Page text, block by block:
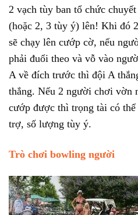
2 vạch tùy ban tổ chức
(hoặc 2, 3 tùy ý) lên! Khi đó
sẽ chạy lên cướp cờ, nếu
phải đuổi theo và vỗ vào
A về đích trước thì đội A
thắng. Nếu 2 người chơi vờn
cướp được thì trọng tài có
trợ, số lượng tùy ý.
Trò chơi bowling người